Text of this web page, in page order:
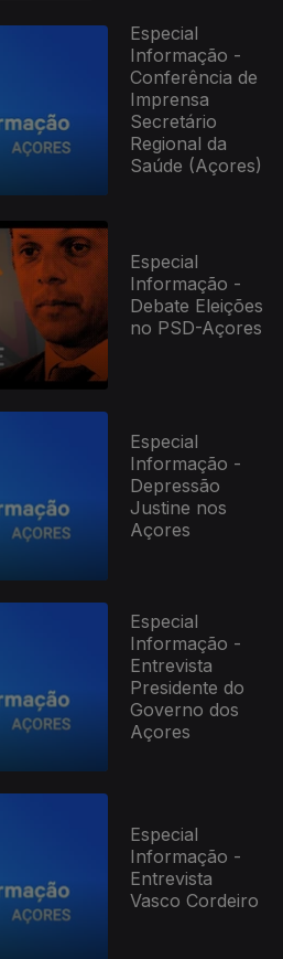
Especial
Informação -
Conferência de
Imprensa
Secretário
Regional da
Saúde (Açores)
Especial
Informação -
Debate Eleições
no PSD-Açores
Especial
Informação -
Depressão
Justine nos
Açores
Especial
Informação -
Entrevista
Presidente do
Governo dos
Açores
Especial
Informação -
Entrevista
Vasco Cordeiro